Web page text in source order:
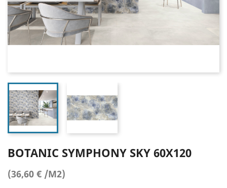
BOTANIC SYMPHONY SKY 60X120
(36,60 € /M2)